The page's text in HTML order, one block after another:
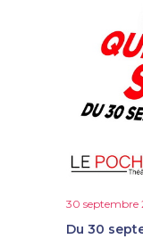
Du 30
30 septembre